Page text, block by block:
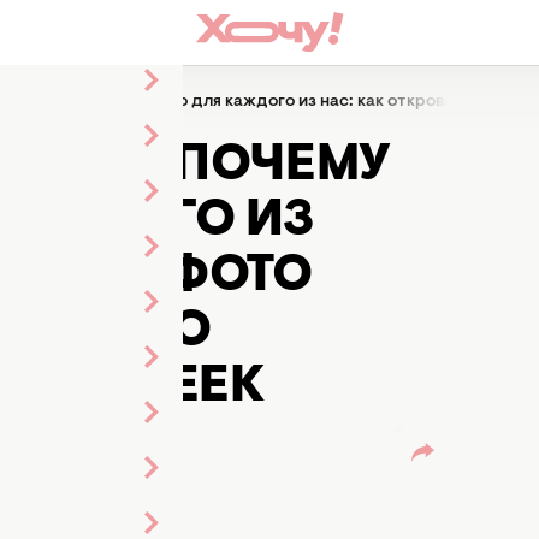
– почему это важно для каждого из нас: как откровенные
– ПОЧЕМУ
ИЗ
ФОТО
О